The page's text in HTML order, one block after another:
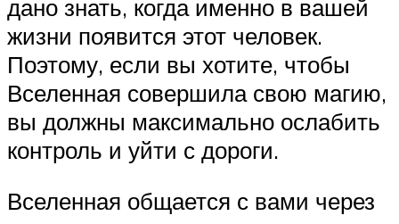
дано знать, когда именно в вашей
жизни появится этот человек.
Поэтому, если вы хотите, чтобы
Вселенная совершила свою магию,
вы должны максимально ослабить
контроль и уйти с дороги.
Вселенная общается с вами через